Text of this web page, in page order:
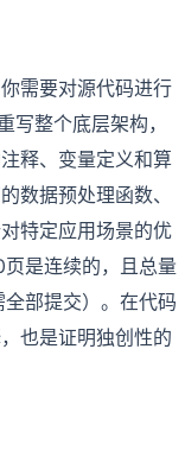
需要对源代码进行
写整个底层架构，
释、变量定义和算
数据预处理函数、
特定应用场景的优
是连续的，且总量
部提交）。在代码
也是证明独创性的